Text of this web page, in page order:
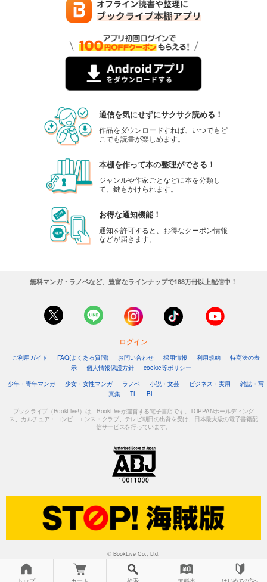
通信を気にせずにサクサク読める！
作品をダウンロードすれば、いつでもど
こでも読書が楽しめます。
本棚を作って本の整理ができる！
ジャンルや作家ごとなどに本を分類し
て、鍵もかけられます。
お得な通知機能！
通知を許可すると、お得なクーポン情報
などが届きます。
無料マンガ・ラノベなど、豊富なラインナップで188万冊以上配信中！
ログイン
ご利用ガイド FAQ(よくある質問) お問い合わせ 採用情報 利用規約
特商法の表
示
個人情報保護方針
cookie等ポリシー
少年・青年マンガ
少女・女性マンガ ラノベ 小説・文芸 ビジネス・実用
雑誌・写
真集
TL BL
ブックライブ（BookLive!）は、BookLiveが運営する電子書店です。TOPPANホールディング
ス、カルチュア・コンビニエンス・クラブ、テレビ朝日の出資を受け、日本最大級の電子書籍配
信サービスを行っています。
© BookLive Co., Ltd.